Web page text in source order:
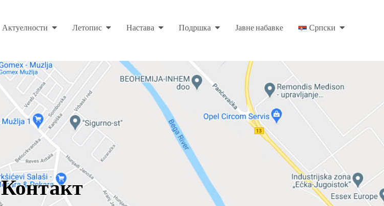
Актуелности Летопис Настава Подршка Јавне набавке Српски
Контакт